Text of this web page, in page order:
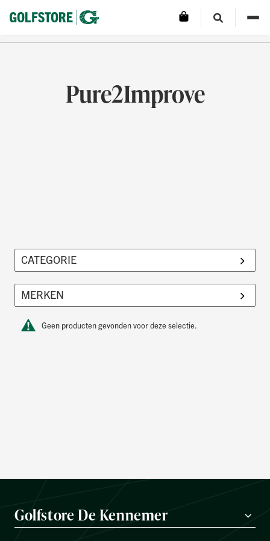
Pure2Improve
Geen producten gevonden voor deze selectie.
Golfstore De Kennemer